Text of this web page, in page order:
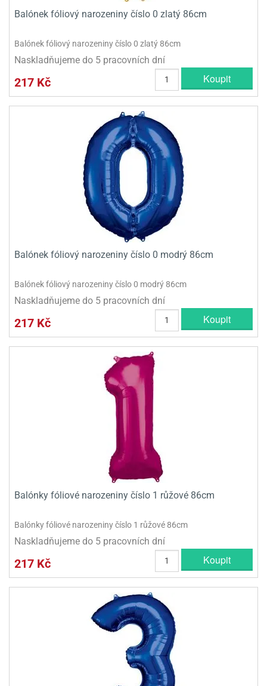
Balónek fóliový narozeniny číslo 0 zlatý 86cm
Balónek fóliový narozeniny číslo 0 zlatý 86cm
Naskladňujeme do 5 pracovních dní
217 Kč Koupit
Balónek fóliový narozeniny číslo 0 modrý 86cm
Balónek fóliový narozeniny číslo 0 modrý 86cm
Naskladňujeme do 5 pracovních dní
217 Kč Koupit
Balónky fóliové narozeniny číslo 1 růžové 86cm
Balónky fóliové narozeniny číslo 1 růžové 86cm
Naskladňujeme do 5 pracovních dní
217 Kč Koupit